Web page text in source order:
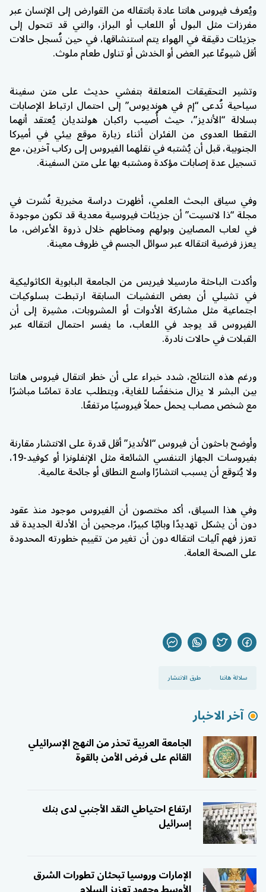
ويُعرف فيروس هانتا عادة بانتقاله من القوارض إلى الإنسان عبر
مفرزات مثل البول أو اللعاب أو البراز، والتي قد تتحول إلى
جزيئات دقيقة في الهواء يتم استنشاقها، في حين تُسجل حالات
أقل شيوعًا عبر العض أو الخدش أو تناول طعام ملوث.
وتشير التحقيقات المتعلقة بتفشي حديث على متن سفينة
سياحية تُدعى “إم في هونديوس” إلى احتمال ارتباط الإصابات
بسلالة “الأنديز”، حيث أُصيب راكبان هولنديان يُعتقد أنهما
التقطا العدوى من الفئران أثناء زيارة موقع بيئي في أميركا
الجنوبية، قبل أن يُشتبه في نقلهما الفيروس إلى ركاب آخرين، مع
تسجيل عدة إصابات مؤكدة ومشتبه بها على متن السفينة.
وفي سياق البحث العلمي، أظهرت دراسة مخبرية نُشرت في
مجلة “ذا لانسيت” أن جزيئات فيروسية معدية قد تكون موجودة
في لعاب المصابين وبولهم ومخاطهم خلال ذروة الأعراض، ما
يعزز فرضية انتقاله عبر سوائل الجسم في ظروف معينة.
وأكدت الباحثة مارسيلا فيريس من الجامعة البابوية الكاثوليكية
في تشيلي أن بعض التفشيات السابقة ارتبطت بسلوكيات
اجتماعية مثل مشاركة الأدوات أو المشروبات، مشيرة إلى أن
الفيروس قد يوجد في اللعاب، ما يفسر احتمال انتقاله عبر
القبلات في حالات نادرة.
ورغم هذه النتائج، شدد خبراء على أن خطر انتقال فيروس هانتا
بين البشر لا يزال منخفضًا للغاية، ويتطلب عادة تماسًا مباشرًا
مع شخص مصاب يحمل حملاً فيروسيًا مرتفعًا.
وأوضح باحثون أن فيروس “الأنديز” أقل قدرة على الانتشار مقارنة
بفيروسات الجهاز التنفسي الشائعة مثل الإنفلونزا أو كوفيد-19،
ولا يُتوقع أن يسبب انتشارًا واسع النطاق أو جائحة عالمية.
وفي هذا السياق، أكد مختصون أن الفيروس موجود منذ عقود
دون أن يشكل تهديدًا وبائيًا كبيرًا، مرجحين أن الأدلة الجديدة قد
تعزز فهم آليات انتقاله دون أن تغير من تقييم خطورته المحدودة
على الصحة العامة.
سلالة هانتا طرق الانتشار
آخر الاخبار
الجامعة العربية تحذر من النهج الإسرائيلي
القائم على فرض الأمن بالقوة
ارتفاع احتياطي النقد الأجنبي لدى بنك
إسرائيل
الإمارات وروسيا تبحثان تطورات الشرق